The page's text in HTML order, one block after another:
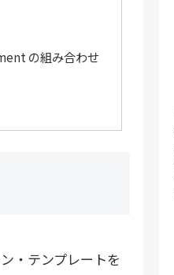
の組み合わせ
・テンプレートを